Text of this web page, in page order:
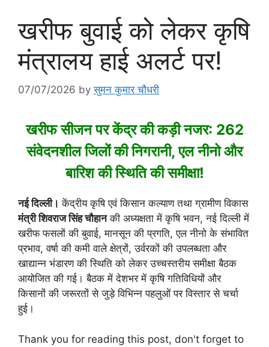
खरीफ बुवाई को लेकर कृषि
मंत्रालय हाई अलर्ट पर!
07/07/2026 byसुमन कुमार चौधरी
खरीफ सीजन पर केंद्र की कड़ी नजर: 262
संवेदनशील जिलों की निगरानी, एल नीनो और
बारिश की स्थिति की समीक्षा!
नई दिल्ली। केंद्रीय कृषि एवं किसान कल्याण तथा ग्रामीण विकास
मंत्री शिवराज सिंह चौहानकी अध्यक्षता में कृषि भवन, नई दिल्ली में
खरीफ फसलों की बुवाई, मानसून की प्रगति, एल नीनो के संभावित
प्रभाव, वर्षा की कमी वाले क्षेत्रों, उर्वरकों की उपलब्धता और
खाद्यान्न भंडारण की स्थिति को लेकर उच्चस्तरीय समीक्षा बैठक
आयोजित की गई। बैठक में देशभर में कृषि गतिविधियों और
किसानों की जरूरतों से जुड़े विभिन्न पहलुओं पर विस्तार से चर्चा
हुई।
Thank you for reading this post, don't forget to